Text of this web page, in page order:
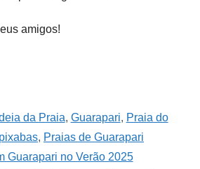
amigos!
da Praia, Guarapari, Praia do
, Praias de Guarapari
Guarapari no Verão 2025